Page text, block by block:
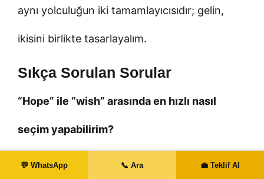
aynı yolculuğun iki tamamlayıcısıdır; gelin,
ikisini birlikte tasarlayalım.
Sıkça Sorulan Sorular
“Hope” ile “wish” arasında en hızlı nasıl
seçim yapabilirim?
💬 WhatsApp 📞 Ara 💼 Teklif Al